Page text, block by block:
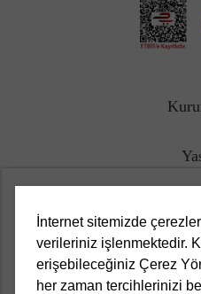
İnternet sitemizde
verileriniz işlenmektedir.
erişebileceğiniz Çerez
her zaman tercihlerinizi